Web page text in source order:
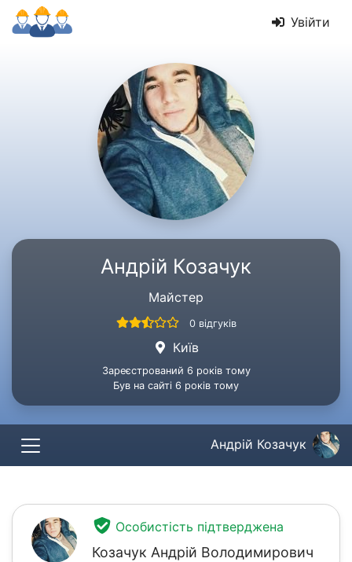
Увійти
Андрій Козачук
Майстер
0 відгуків
Київ
Зареєстрований 6 років тому
Був на сайті 6 років тому
Андрій Козачук
Особистість підтверджена
Козачук Андрій Володимирович